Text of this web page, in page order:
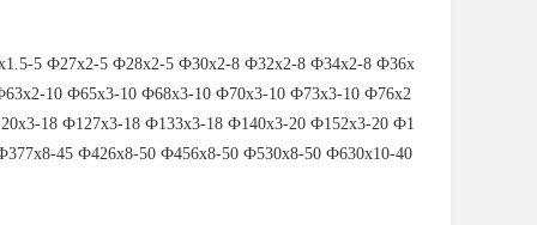
5 Ф27x2-5 Ф28x2-5 Ф30x2-8 Ф32x2-8 Ф34x2-8 Ф36x
10 Ф65x3-10 Ф68x3-10 Ф70x3-10 Ф73x3-10 Ф76x2
18 Ф127x3-18 Ф133x3-18 Ф140x3-20 Ф152x3-20 Ф1
45 Ф426x8-50 Ф456x8-50 Ф530x8-50 Ф630x10-40